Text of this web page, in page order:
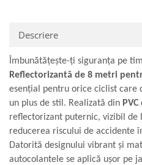
Descriere
Îmbunătățește-ți siguranța pe
Reflectorizantă de 8 metri
esențial pentru orice ciclist care
un plus de stil. Realizată din
reflectorizant puternic, vizibil de
reducerea riscului de accidente
Datorită designului vibrant și
autocolantele se aplică ușor pe